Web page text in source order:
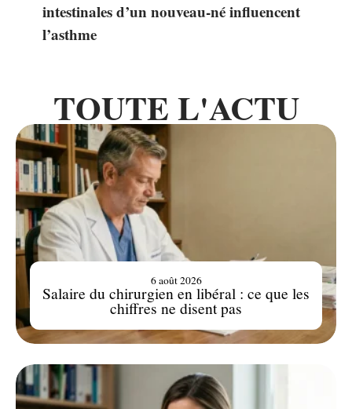
intestinales d’un nouveau-né influencent
l’asthme
TOUTE L'ACTU
Salaire du chirurgien en libéral : ce que les
chiffres ne disent pas
6 août 2026